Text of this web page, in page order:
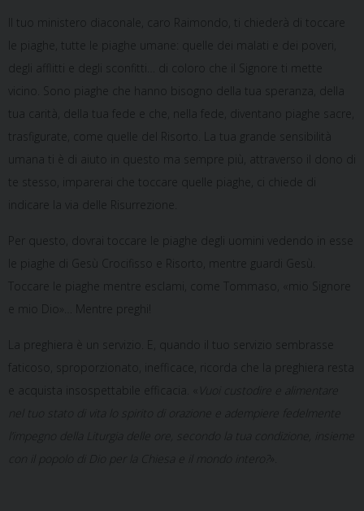
Il tuo ministero diaconale, caro Raimondo, ti chiederà di toccare
le piaghe, tutte le piaghe umane: quelle dei malati e dei poveri,
degli afflitti e degli sconfitti… di coloro che il Signore ti mette
vicino. Sono piaghe che hanno bisogno della tua speranza, della
tua carità, della tua fede e che, nella fede, diventano piaghe sacre,
trasfigurate, come quelle del Risorto. La tua grande sensibilità
umana ti è di aiuto in questo ma sempre più, attraverso il dono di
te stesso, imparerai che toccare quelle piaghe, ci chiede di
indicare la via delle Risurrezione.
Per questo, dovrai toccare le piaghe degli uomini vedendo in esse
le piaghe di Gesù Crocifisso e Risorto, mentre guardi Gesù.
Toccare le piaghe mentre esclami, come Tommaso, «mio Signore
e mio Dio»… Mentre preghi!
La preghiera è un servizio. E, quando il tuo servizio sembrasse
faticoso, sproporzionato, inefficace, ricorda che la preghiera resta
e acquista insospettabile efficacia. «
nel tuo stato di vita lo spirito di orazione e adempiere fedelmente
l’impegno della Liturgia delle ore, secondo la tua condizione, insieme
con il popolo di Dio per la Chiesa e il mondo intero?